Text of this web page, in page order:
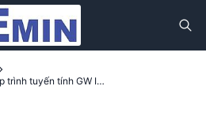
Đánh giá sản phẩm nguồn DC lập trình tuyến tính GW INSTEK PST-3202